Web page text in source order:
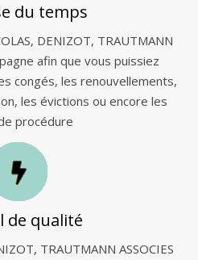
du temps
DENIZOT, TRAUTMANN
afin que vous puissiez
congés, les renouvellements,
les évictions ou encore les
procédure
de qualité
TRAUTMANN ASSOCIES